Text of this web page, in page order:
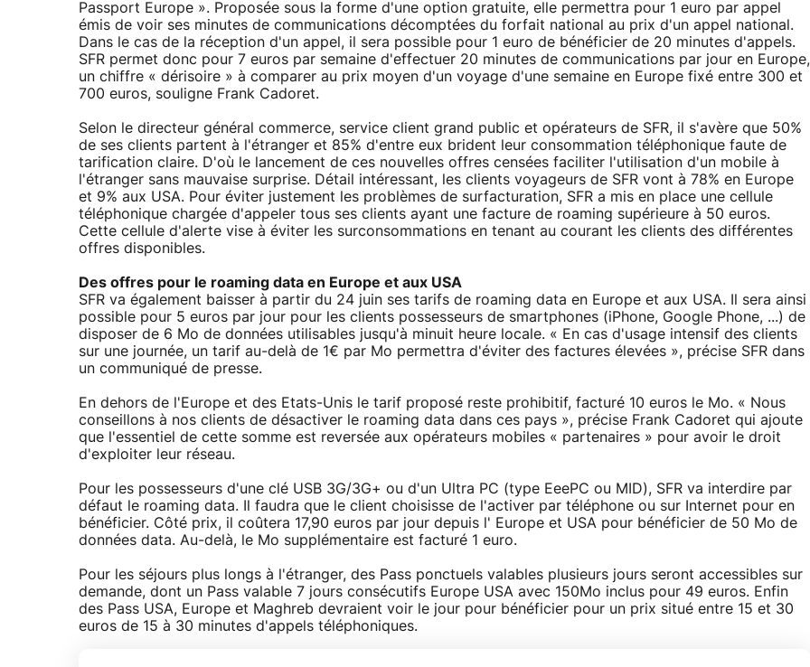
Passport Europe ». Proposée sous la forme d'une option gratuite, elle permettra pour 1 euro par appel
émis de voir ses minutes de communications décomptées du forfait national au prix d'un appel national.
Dans le cas de la réception d'un appel, il sera possible pour 1 euro de bénéficier de 20 minutes d'appels.
SFR permet donc pour 7 euros par semaine d'effectuer 20 minutes de communications par jour en Europe,
un chiffre « dérisoire » à comparer au prix moyen d'un voyage d'une semaine en Europe fixé entre 300 et
700 euros, souligne Frank Cadoret.
Selon le directeur général commerce, service client grand public et opérateurs de SFR, il s'avère que 50%
de ses clients partent à l'étranger et 85% d'entre eux brident leur consommation téléphonique faute de
tarification claire. D'où le lancement de ces nouvelles offres censées faciliter l'utilisation d'un mobile à
l'étranger sans mauvaise surprise. Détail intéressant, les clients voyageurs de SFR vont à 78% en Europe
et 9% aux USA. Pour éviter justement les problèmes de surfacturation, SFR a mis en place une cellule
téléphonique chargée d'appeler tous ses clients ayant une facture de roaming supérieure à 50 euros.
Cette cellule d'alerte vise à éviter les surconsommations en tenant au courant les clients des différentes
offres disponibles.
Des offres pour le roaming data en Europe et aux USA
SFR va également baisser à partir du 24 juin ses tarifs de roaming data en Europe et aux USA. Il sera ainsi
possible pour 5 euros par jour pour les clients possesseurs de smartphones (iPhone, Google Phone, ...) de
disposer de 6 Mo de données utilisables jusqu'à minuit heure locale. « En cas d'usage intensif des clients
sur une journée, un tarif au-delà de 1€ par Mo permettra d'éviter des factures élevées », précise SFR dans
un communiqué de presse.
En dehors de l'Europe et des Etats-Unis le tarif proposé reste prohibitif, facturé 10 euros le Mo. « Nous
conseillons à nos clients de désactiver le roaming data dans ces pays », précise Frank Cadoret qui ajoute
que l'essentiel de cette somme est reversée aux opérateurs mobiles « partenaires » pour avoir le droit
d'exploiter leur réseau.
Pour les possesseurs d'une clé USB 3G/3G+ ou d'un Ultra PC (type EeePC ou MID), SFR va interdire par
défaut le roaming data. Il faudra que le client choisisse de l'activer par téléphone ou sur Internet pour en
bénéficier. Côté prix, il coûtera 17,90 euros par jour depuis l' Europe et USA pour bénéficier de 50 Mo de
données data. Au-delà, le Mo supplémentaire est facturé 1 euro.
Pour les séjours plus longs à l'étranger, des Pass ponctuels valables plusieurs jours seront accessibles sur
demande, dont un Pass valable 7 jours consécutifs Europe USA avec 150Mo inclus pour 49 euros. Enfin
des Pass USA, Europe et Maghreb devraient voir le jour pour bénéficier pour un prix situé entre 15 et 30
euros de 15 à 30 minutes d'appels téléphoniques.